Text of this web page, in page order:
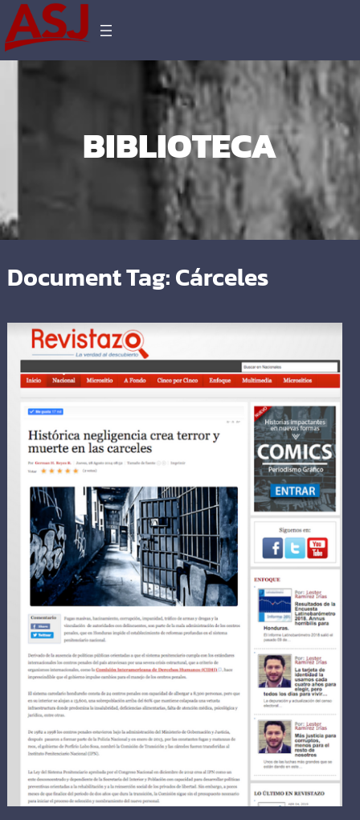
BIBLIOTECA
Document Tag:Cárceles